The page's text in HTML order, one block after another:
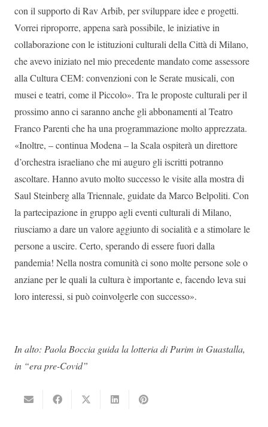
con il supporto di Rav Arbib, per sviluppare idee e progetti.
Vorrei riproporre, appena sarà possibile, le iniziative in
collaborazione con le istituzioni culturali della Città di Milano,
che avevo iniziato nel mio precedente mandato come assessore
alla Cultura CEM: convenzioni con le Serate musicali, con
musei e teatri, come il Piccolo». Tra le proposte culturali per il
prossimo anno ci saranno anche gli abbonamenti al Teatro
Franco Parenti che ha una programmazione molto apprezzata.
«Inoltre, – continua Modena – la Scala ospiterà un direttore
d’orchestra israeliano che mi auguro gli iscritti potranno
ascoltare. Hanno avuto molto successo le visite alla mostra di
Saul Steinberg alla Triennale, guidate da Marco Belpoliti. Con
la partecipazione in gruppo agli eventi culturali di Milano,
riusciamo a dare un valore aggiunto di socialità e a stimolare le
persone a uscire. Certo, sperando di essere fuori dalla
pandemia! Nella nostra comunità ci sono molte persone sole o
anziane per le quali la cultura è importante e, facendo leva sui
loro interessi, si può coinvolgerle con successo».
In alto: Paola Boccia guida la lotteria di Purim in Guastalla,
in “era pre-Covid”